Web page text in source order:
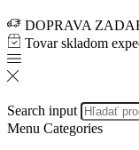
DOPRAVA
Tovar skladom
Search input
Menu Categories